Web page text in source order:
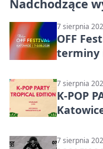
Nadchodzące
7 sierpnia
OFF
terminy
7 sierpnia
K-POP
7 sierpnia